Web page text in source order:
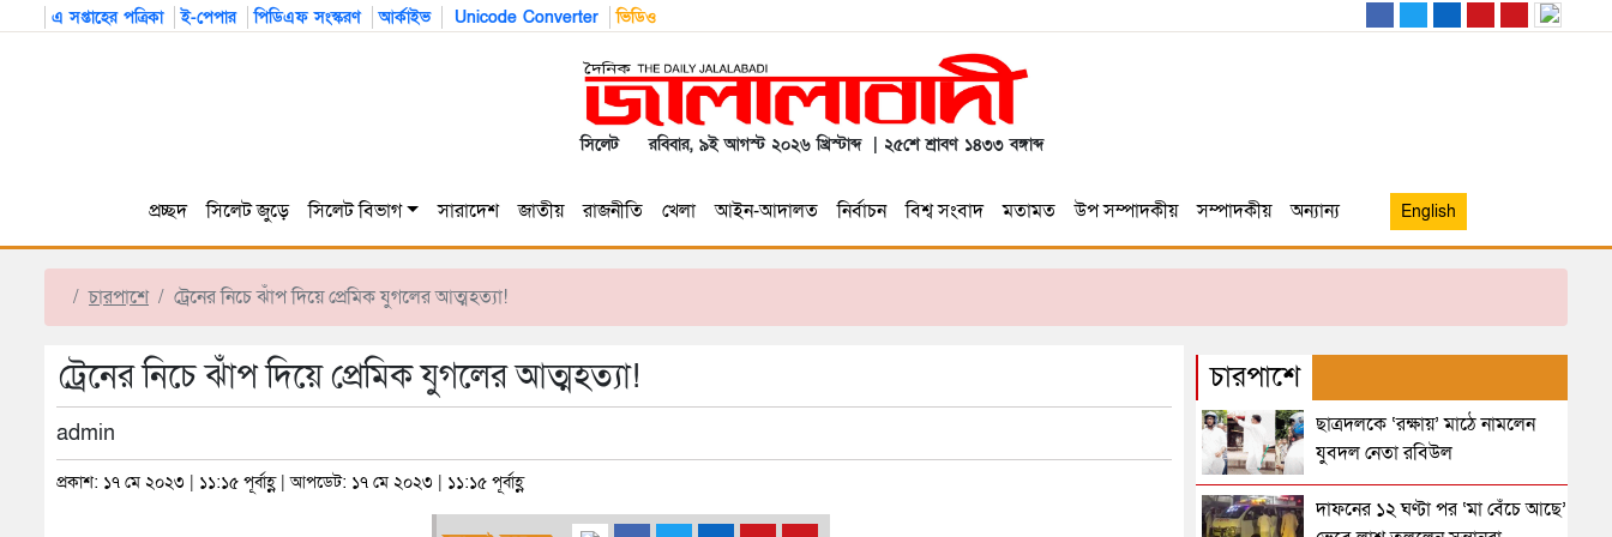
এ সপ্তাহের পত্রিকা ই-পেপার পিডিএফ সংস্করণ আর্কাইভ Unicode Converter ভিডিও
সিলেট রবিবার, ৯ই আগস্ট ২০২৬ খ্রিস্টাব্দ | ২৫শে শ্রাবণ ১৪৩৩ বঙ্গাব্দ
প্রচ্ছদ সিলেট জুড়ে সিলেট বিভাগ সারাদেশ জাতীয় রাজনীতি খেলা আইন-আদালত নির্বাচন বিশ্ব সংবাদ মতামত উপ সম্পাদকীয় সম্পাদকীয় অন্যান্য English
চারপাশে ট্রেনের নিচে ঝাঁপ দিয়ে প্রেমিক যুগলের আত্মহত্যা!
ট্রেনের নিচে ঝাঁপ দিয়ে প্রেমিক যুগলের আত্মহত্যা!
admin
প্রকাশ: ১৭ মে ২০২৩ | ১১:১৫ পূর্বাহ্ণ | আপডেট: ১৭ মে ২০২৩ | ১১:১৫ পূর্বাহ্ণ
চারপাশে
ছাত্রদলকে ‘রক্ষায়’ মাঠে নামলেন
যুবদল নেতা রবিউল
দাফনের ১২ ঘণ্টা পর ‘মা বেঁচে আছে’